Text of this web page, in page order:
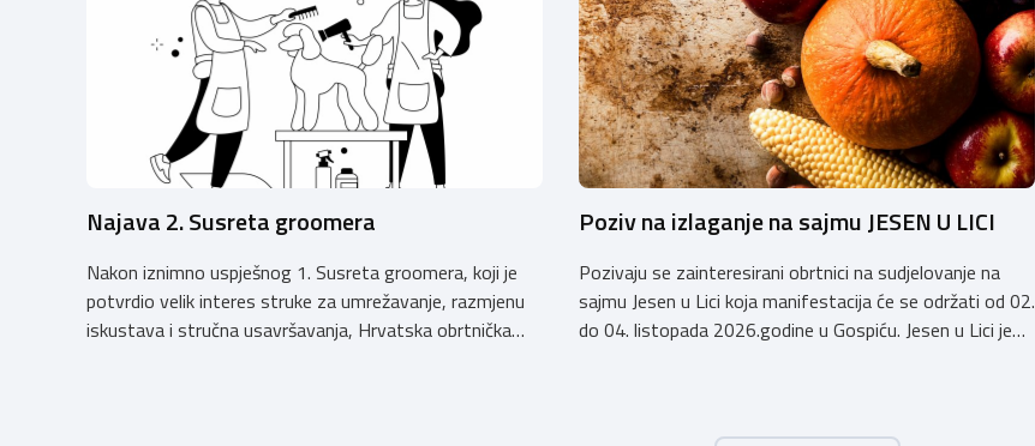
Najava 2. Susreta groomera
Nakon iznimno uspješnog 1. Susreta groomera, koji je
potvrdio velik interes struke za umrežavanje, razmjenu
iskustava i stručna usavršavanja, Hrvatska obrtnička
Poziv na izlaganje na sajmu JESEN U LICI
Pozivaju se zainteresirani obrtnici na sudjelovanje na
sajmu Jesen u Lici koja manifestacija će se održati od 02.
do 04. listopada 2026.godine u Gospiću. Jesen u Lici je